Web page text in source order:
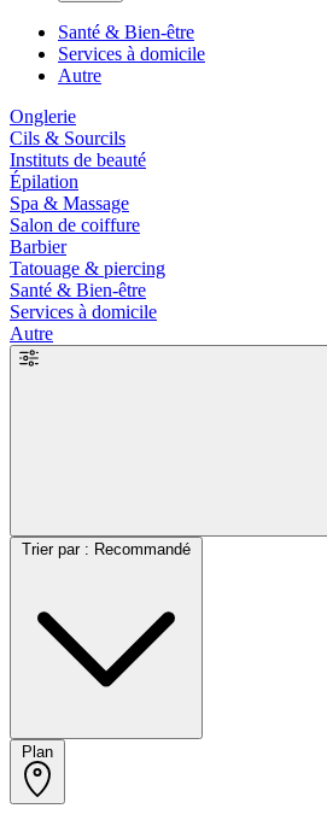
Santé & Bien-être
Services à domicile
Autre
Onglerie
Cils & Sourcils
Instituts de beauté
Épilation
Spa & Massage
Salon de coiffure
Barbier
Tatouage & piercing
Santé & Bien-être
Services à domicile
Autre